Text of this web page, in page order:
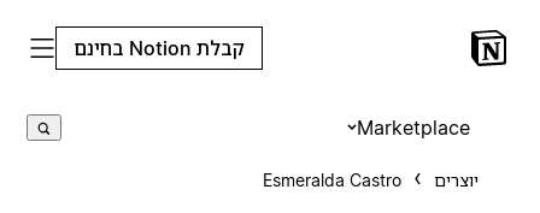
קבלת Notion בחינם
Marketplace
Esmeralda Castro